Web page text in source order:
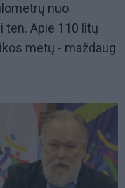
nuo
ten. Apie 110 litų
metų - maždaug